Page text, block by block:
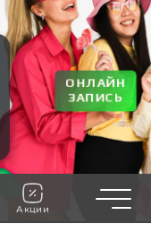
Акции
ОНЛАЙН
ЗАПИСЬ